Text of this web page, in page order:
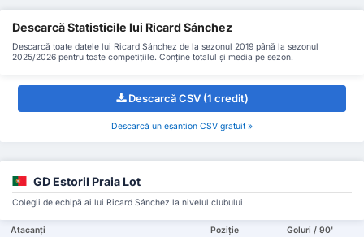
Descarcă Statisticile lui Ricard Sánchez
Descarcă toate datele lui Ricard Sánchez de la sezonul 2019 până la sezonul
2025/2026 pentru toate competițiile. Conține totalul și media pe sezon.
Descarcă CSV (1 credit)
Descarcă un eșantion CSV gratuit »
GD Estoril Praia Lot
Colegii de echipă ai lui Ricard Sánchez la nivelul clubului
Atacanți Poziție Goluri / 90'